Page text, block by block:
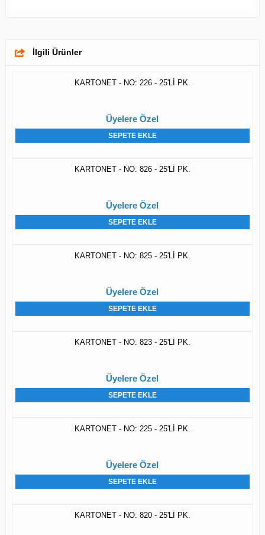
İlgili Ürünler
KARTONET - NO: 226 - 25'Lİ PK.
Üyelere Özel
SEPETE EKLE
KARTONET - NO: 826 - 25'Lİ PK.
Üyelere Özel
SEPETE EKLE
KARTONET - NO: 825 - 25'Lİ PK.
Üyelere Özel
SEPETE EKLE
KARTONET - NO: 823 - 25'Lİ PK.
Üyelere Özel
SEPETE EKLE
KARTONET - NO: 225 - 25'Lİ PK.
Üyelere Özel
SEPETE EKLE
KARTONET - NO: 820 - 25'Lİ PK.